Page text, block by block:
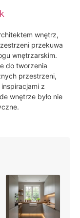
wnętrz,
przekuwa
wnętrzarskim.
do tworzenia
przestrzeni,
z
wnętrze było nie